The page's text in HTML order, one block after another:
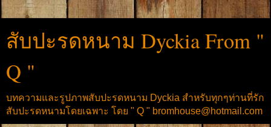
สับปะรดหนาม Dyckia From "
Q "
บทความและรูปภาพสับปะรดหนาม Dyckia สำหรับทุกๆท่านที่รัก
สับปะรดหนามโดยเฉพาะ โดย " Q " bromhouse@hotmail.com